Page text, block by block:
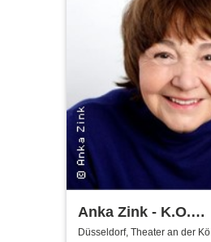
Anka Zink - K.O.
Komplimente
Düsseldorf, Theater an der Kö